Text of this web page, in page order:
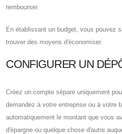
rembourser.
En établissant un budget, vous pouvez
trouver des moyens d'économiser.
CONFIGURER UN
Créez un compte séparé uniquement
demandez à votre entreprise ou à votre
automatiquement le montant que vous
d'épargne ou quelque chose d'autre